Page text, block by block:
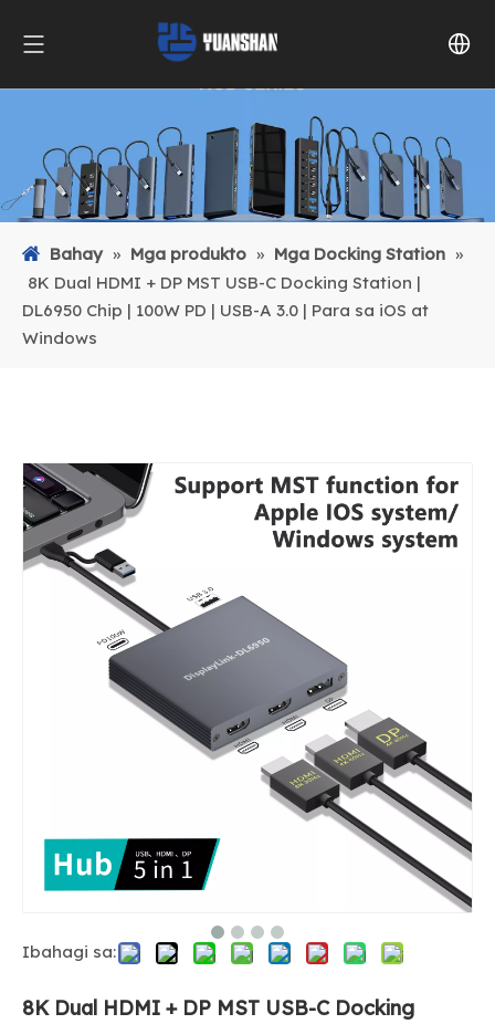
Bahay » Mga produkto » Mga Docking Station »
8K Dual HDMI + DP MST USB-C Docking Station |
DL6950 Chip | 100W PD | USB-A 3.0 | Para sa iOS at
Windows
Ibahagi sa:
8K Dual HDMI + DP MST USB-C Docking